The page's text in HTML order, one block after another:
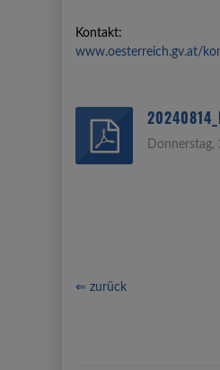
Kontakt:
www.oesterreich.gv.at/
Donnerstag,
⇐ zurück